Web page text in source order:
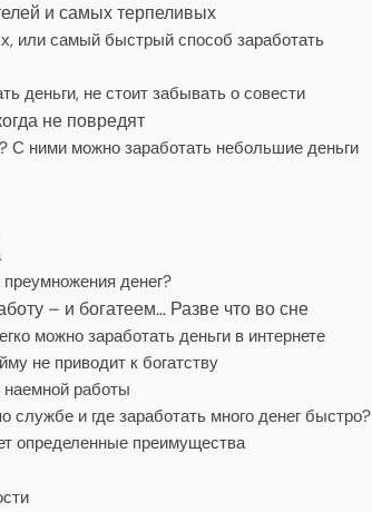
и самых терпеливых
или самый быстрый способ заработать
деньги, не стоит забывать о совести
не повредят
С ними можно заработать небольшие деньги
денег?
– и богатеем… Разве что во сне
можно заработать деньги в интернете
не приводит к богатству
работы
и где заработать много денег быстро?
определенные преимущества